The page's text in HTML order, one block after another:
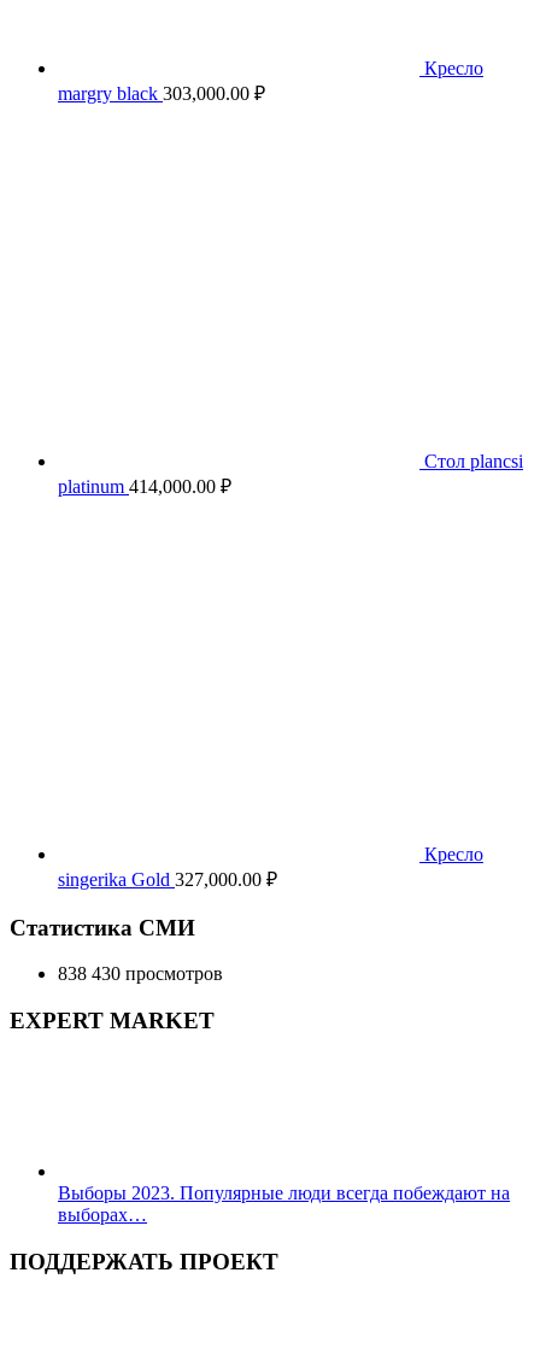
Кресло
margry black 303,000.00 ₽
Стол plancsi
platinum 414,000.00 ₽
Кресло
singerika Gold 327,000.00 ₽
Статистика СМИ
838 430 просмотров
EXPERT MARKET
Выборы 2023. Популярные люди всегда побеждают на
выборах…
ПОДДЕРЖАТЬ ПРОЕКТ